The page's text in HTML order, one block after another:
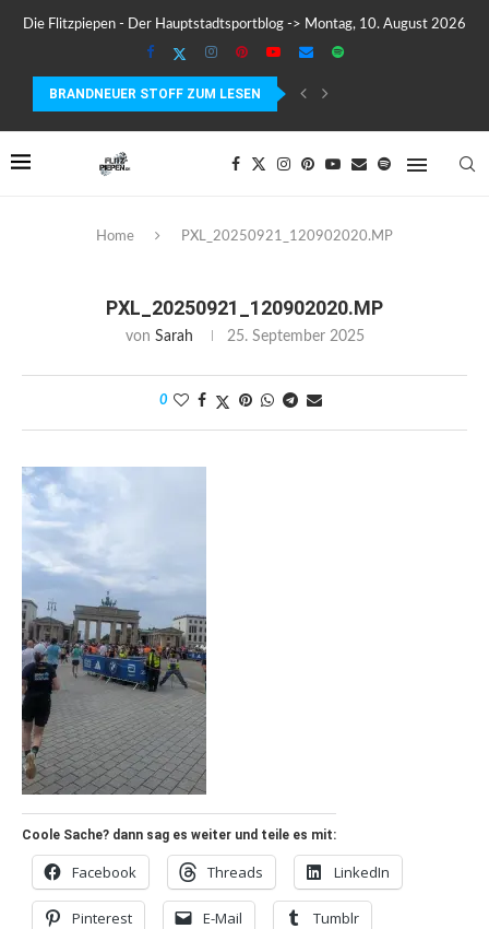
Die Flitzpiepen - Der Hauptstadtsportblog -> Montag, 10. August 2026
BRANDNEUER STOFF ZUM LESEN
COROS PACE 4 IM TEST – LEICHT, SCHNELL...
Home PXL_20250921_120902020.MP
PXL_20250921_120902020.MP
von Sarah 25. September 2025
0
Coole Sache? dann sag es weiter und teile es mit:
Facebook Threads LinkedIn
Pinterest E-Mail Tumblr